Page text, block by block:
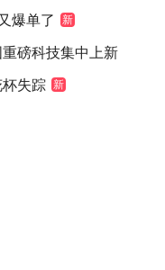
爆单了 新
磅科技集中上新
失踪 新